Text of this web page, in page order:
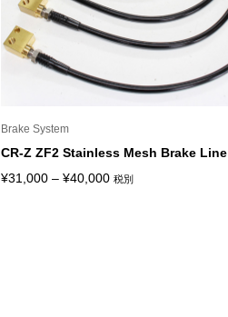
Brake System
CR-Z ZF2 Stainless Mesh Brake Line
¥31,000 –¥40,000価税別